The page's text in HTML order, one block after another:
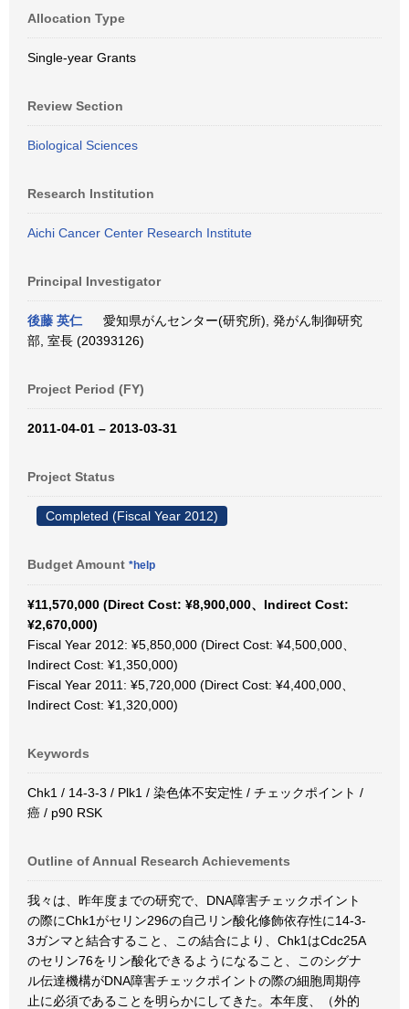
Allocation Type
Single-year Grants
Review Section
Biological Sciences
Research Institution
Aichi Cancer Center Research Institute
Principal Investigator
後藤 英仁
愛知県がんセンター(研究所), 発がん制御研究
部, 室長 (20393126)
Project Period (FY)
2011-04-01 – 2013-03-31
Project Status
Completed (Fiscal Year 2012)
Budget Amount *help
¥11,570,000 (Direct Cost: ¥8,900,000、Indirect Cost:
¥2,670,000)
Fiscal Year 2012: ¥5,850,000 (Direct Cost: ¥4,500,000、
Indirect Cost: ¥1,350,000)
Fiscal Year 2011: ¥5,720,000 (Direct Cost: ¥4,400,000、
Indirect Cost: ¥1,320,000)
Keywords
Chk1 / 14-3-3 / Plk1 / 染色体不安定性 / チェックポイント /
癌 / p90 RSK
Outline of Annual Research Achievements
我々は、昨年度までの研究で、DNA障害チェックポイント
の際にChk1がセリン296の自己リン酸化修飾依存性に14-3-
3ガンマと結合すること、この結合により、Chk1はCdc25A
のセリン76をリン酸化できるようになること、このシグナ
ル伝達機構がDNA障害チェックポイントの際の細胞周期停
止に必須であることを明らかにしてきた。本年度、（外的